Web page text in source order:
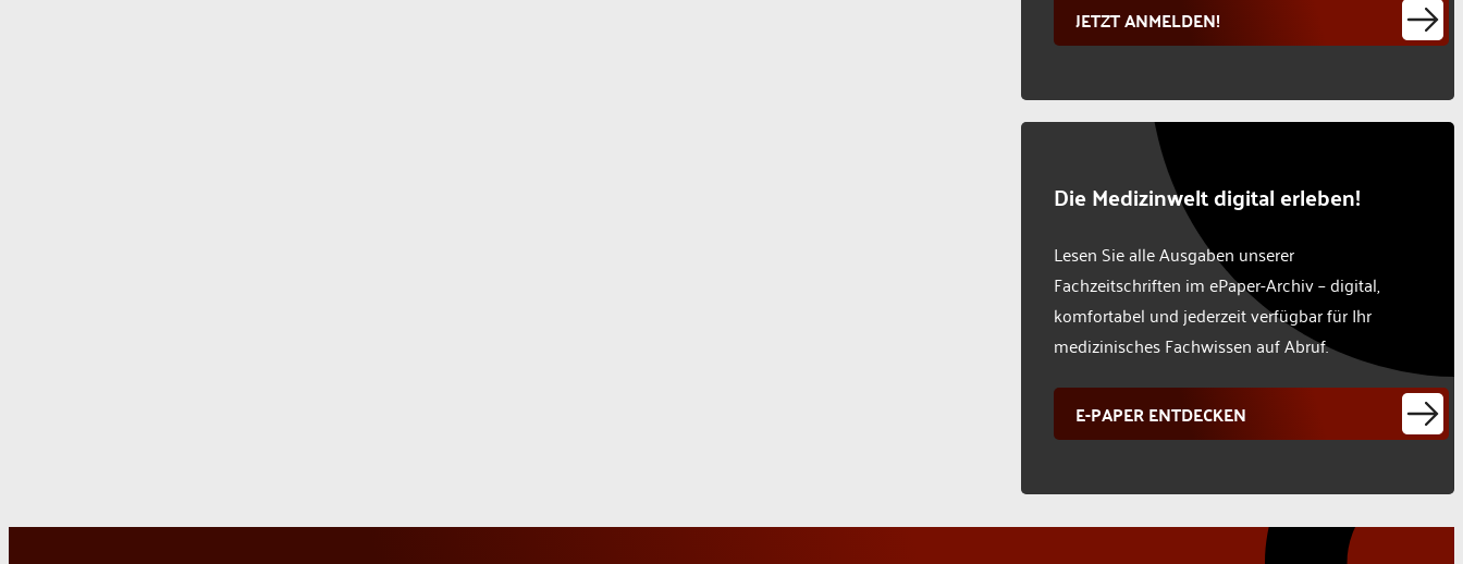
JETZT ANMELDEN!
Die Medizinwelt digital erleben!
Lesen Sie alle Ausgaben unserer
Fachzeitschriften im ePaper-Archiv – digital,
komfortabel und jederzeit verfügbar für Ihr
medizinisches Fachwissen auf Abruf.
E-PAPER ENTDECKEN